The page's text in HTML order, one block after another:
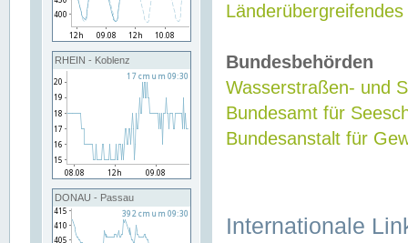
RHEIN - Koblenz
DONAU - Passau
Bundesbehörden
Wasserstraßen- und
Bundesamt für
Bundesanstalt für
Internationale